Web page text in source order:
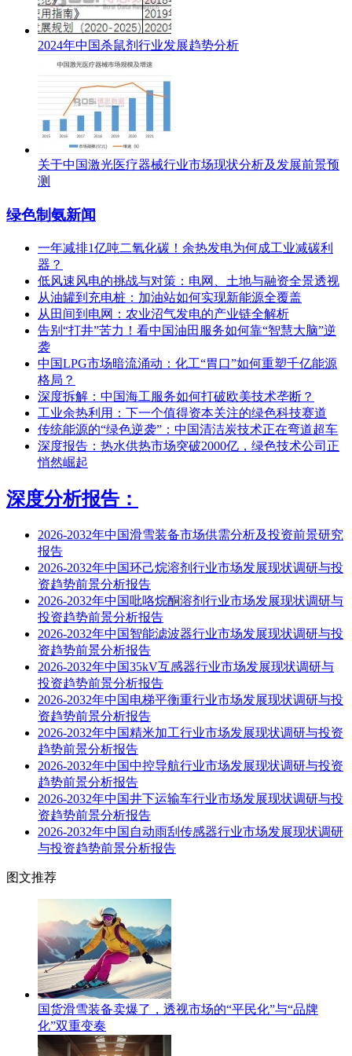
2024年中国杀鼠剂行业发展趋势分析
关于中国激光医疗器械行业市场现状分析及发展前景预
测
绿色制氨新闻
一年减排1亿吨二氧化碳！余热发电为何成工业减碳利
器？
低风速风电的挑战与对策：电网、土地与融资全景透视
从油罐到充电桩：加油站如何实现新能源全覆盖
从田间到电网：农业沼气发电的产业链全解析
告别“打井”苦力！看中国油田服务如何靠“智慧大脑”逆
袭
中国LPG市场暗流涌动：化工“胃口”如何重塑千亿能源
格局？
深度拆解：中国海工服务如何打破欧美技术垄断？
工业余热利用：下一个值得资本关注的绿色科技赛道
传统能源的“绿色逆袭”：中国清洁炭技术正在弯道超车
深度报告：热水供热市场突破2000亿，绿色技术公司正
悄然崛起
深度分析报告：
2026-2032年中国滑雪装备市场供需分析及投资前景研究
报告
2026-2032年中国环己烷溶剂行业市场发展现状调研与投
资趋势前景分析报告
2026-2032年中国吡咯烷酮溶剂行业市场发展现状调研与
投资趋势前景分析报告
2026-2032年中国智能滤波器行业市场发展现状调研与投
资趋势前景分析报告
2026-2032年中国35kV互感器行业市场发展现状调研与
投资趋势前景分析报告
2026-2032年中国电梯平衡重行业市场发展现状调研与投
资趋势前景分析报告
2026-2032年中国精米加工行业市场发展现状调研与投资
趋势前景分析报告
2026-2032年中国中控导航行业市场发展现状调研与投资
趋势前景分析报告
2026-2032年中国井下运输车行业市场发展现状调研与投
资趋势前景分析报告
2026-2032年中国自动雨刮传感器行业市场发展现状调研
与投资趋势前景分析报告
图文推荐
国货滑雪装备卖爆了，透视市场的“平民化”与“品牌
化”双重变奏